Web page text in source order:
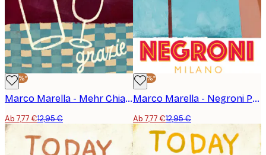
-40%*
Marco Marella - Mehr Chianti bitte Poster
Ab 7,77 €12,95 €
-40%*
Marco Marella - Negroni Poster
Ab 7,77 €12,95 €